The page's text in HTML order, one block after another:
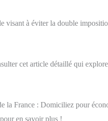
à éviter la double
cet article détaillé qui
la France : Domiciliez pour
en savoir plus !